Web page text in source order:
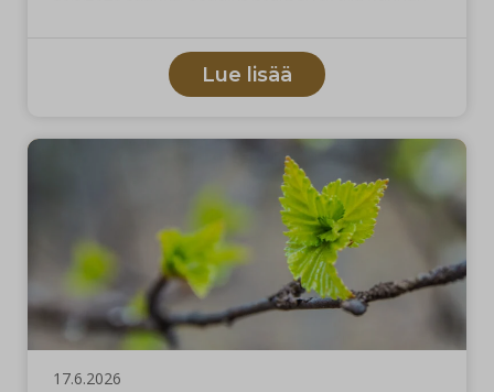
ja toimintavarmaksi. Saavutettujen hyötyjen
perusteella kunta katsoo tarkoituksenmukaiseksi
jatkaa osaulkoistuksen mallia myös tulevalla
Lue lisää
17.6.2026